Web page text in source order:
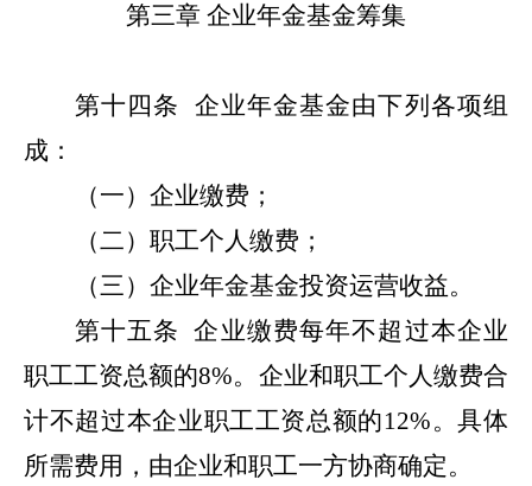
第三章 企业年金基金筹集
第十四条
企业年金基金由下列各项组
成：
（一）企业缴费；
（二）职工个人缴费；
（三）企业年金基金投资运营收益。
第十五条 企业缴费每年不超过本企业
职工工资总额的8%。企业和职工个人缴费合
计不超过本企业职工工资总额的12%。具体
所需费用，由企业和职工一方协商确定。